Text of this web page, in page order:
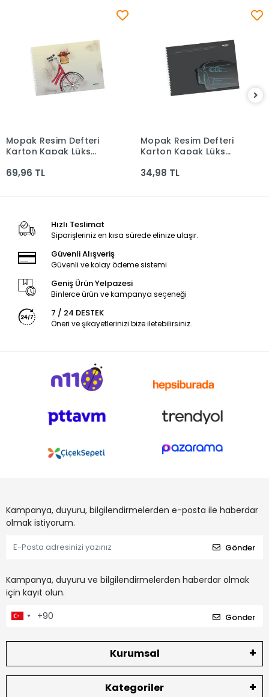
Sepete Ekle
Mopak Resim Defteri
Karton Kapak Lüks
69,96 TL
Sepete Ekle
Mopak Resim Defteri
Karton Kapak Lüks
34,98 TL
Hızlı Teslimat
Siparişleriniz en kısa sürede elinize ulaşır.
Güvenli Alışveriş
Güvenli ve kolay ödeme sistemi
Geniş Ürün Yelpazesi
Binlerce ürün ve kampanya seçeneği
7 / 24 DESTEK
Öneri ve şikayetlerinizi bize iletebilirsiniz.
Kampanya, duyuru, bilgilendirmelerden e-posta ile haberdar
olmak istiyorum.
Gönder
Kampanya, duyuru ve bilgilendirmelerden haberdar olmak
için kayıt olun.
Gönder
Kurumsal
Kategoriler